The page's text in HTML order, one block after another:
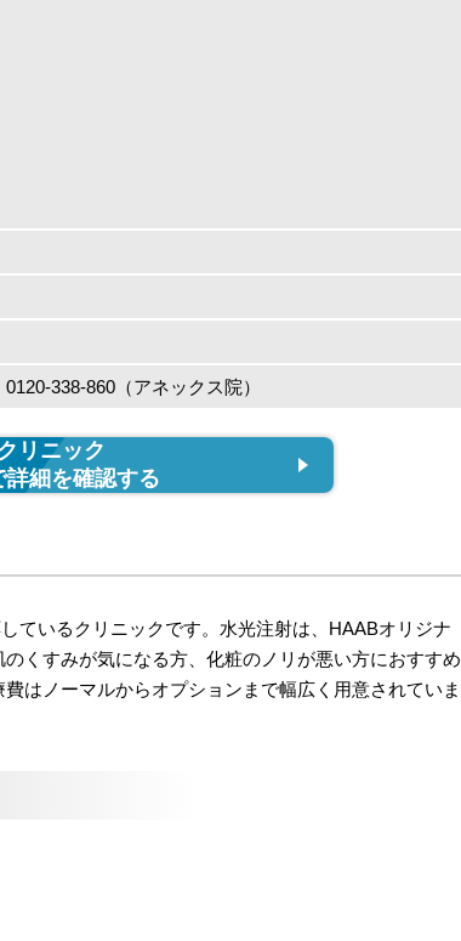
338-860（アネックス院）
リニック
細を確認する
ているクリニックです。水光注射は、HAABオリジナ
くすみが気になる方、化粧のノリが悪い方におすすめ
はノーマルからオプションまで幅広く用意されていま